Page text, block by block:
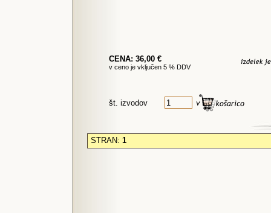
CENA: 36,00 €
v ceno je vključen 5 % DDV
št. izvodov
STRAN: 1